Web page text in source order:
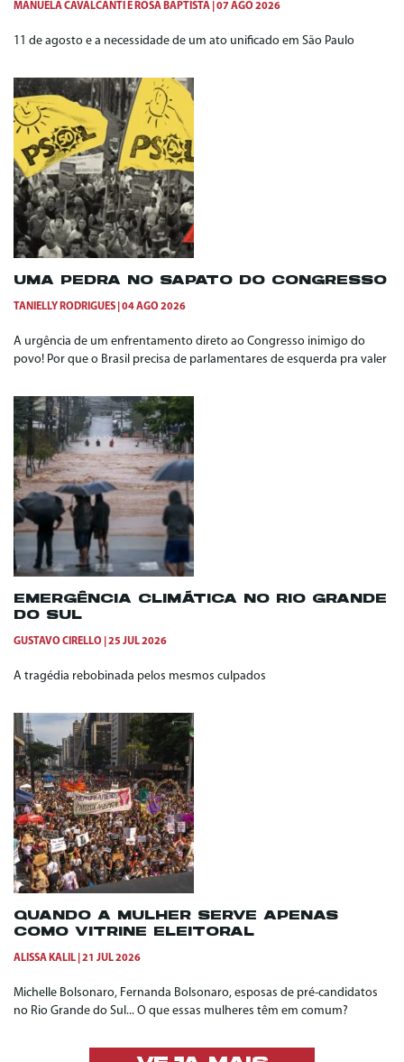
MANUELA CAVALCANTI E ROSA BAPTISTA 07 AGO 2026
11 de agosto e a necessidade de um ato unificado em São Paulo
UMA PEDRA NO SAPATO DO CONGRESSO
TANIELLY RODRIGUES 04 AGO 2026
A urgência de um enfrentamento direto ao Congresso inimigo do
povo! Por que o Brasil precisa de parlamentares de esquerda pra valer
EMERGÊNCIA CLIMÁTICA NO RIO GRANDE
DO SUL
GUSTAVO CIRELLO 25 JUL 2026
A tragédia rebobinada pelos mesmos culpados
QUANDO A MULHER SERVE APENAS
COMO VITRINE ELEITORAL
ALISSA KALIL 21 JUL 2026
Michelle Bolsonaro, Fernanda Bolsonaro, esposas de pré-candidatos
no Rio Grande do Sul... O que essas mulheres têm em comum?